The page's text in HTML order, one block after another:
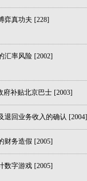
弈真功夫 [228]
汇率风险 [2002]
府补贴北京巴士 [2003]
退回业务收入的确认 [2004]
财务造假 [2005]
数字游戏 [2005]